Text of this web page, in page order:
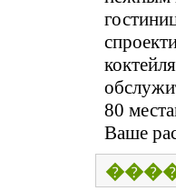
80
Ваше